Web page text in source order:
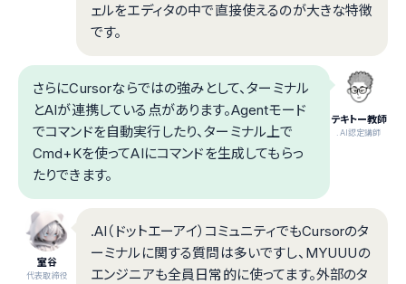
ェルをエディタの中で直接使えるのが大きな特徴
です。
テキトー教師
.AI認定講師
さらにCursorならではの強みとして、ターミナル
とAIが連携している点があります。Agentモード
でコマンドを自動実行したり、ターミナル上で
Cmd+Kを使ってAIにコマンドを生成してもらっ
たりできます。
室谷
代表取締役
.AI（ドットエーアイ）コミュニティでもCursorのタ
ーミナルに関する質問は多いですし、MYUUUの
エンジニアも全員日常的に使ってます。外部のタ